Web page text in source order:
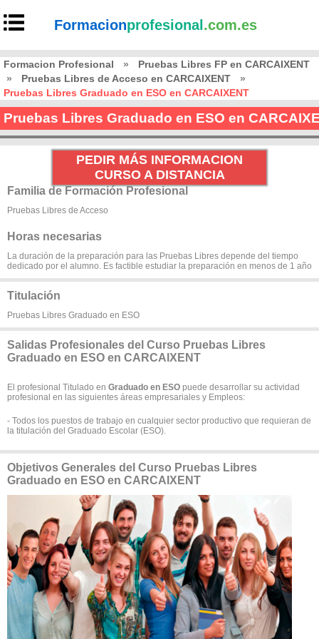
Formacionprofesional .com.es
Formacion Profesional »
Pruebas Libres FP en CARCAIXENT
»
Pruebas Libres de Acceso en CARCAIXENT
»
Pruebas Libres Graduado en ESO en CARCAIXENT
Pruebas Libres Graduado en ESO en
PEDIR MÁS INFORMACION
CURSO A DISTANCIA
Familia de Formación Profesional
Pruebas Libres de Acceso
Horas necesarias
La duración de la preparación para las Pruebas Libres depende del tiempo
dedicado por el alumno. Es factible estudiar la preparación en menos de 1 año
Titulación
Pruebas Libres Graduado en ESO
Salidas Profesionales del Curso Pruebas Libres
Graduado en ESO en CARCAIXENT
El profesional Titulado en Graduado en ESO puede desarrollar su actividad
profesional en las siguientes áreas empresariales y Empleos:
- Todos los puestos de trabajo en cualquier sector productivo que requieran de
la titulación del Graduado Escolar (ESO).
Objetivos Generales del Curso Pruebas Libres
Graduado en ESO en CARCAIXENT